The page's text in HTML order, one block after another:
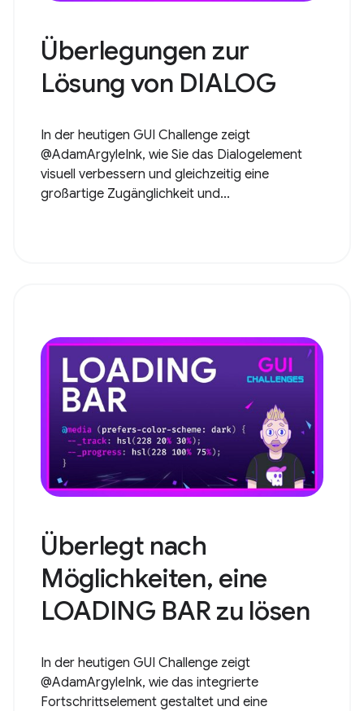
Überlegungen zur
Lösung von DIALOG
In der heutigen GUI Challenge zeigt
@AdamArgyleInk, wie Sie das Dialogelement
visuell verbessern und gleichzeitig eine
großartige Zugänglichkeit und...
Überlegt nach
Möglichkeiten, eine
LOADING BAR zu lösen
In der heutigen GUI Challenge zeigt
@AdamArgyleInk, wie das integrierte
Fortschrittselement gestaltet und eine